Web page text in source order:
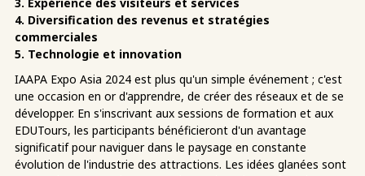
4. Diversification des revenus et stratégies
commerciales
5. Technologie et innovation
IAAPA Expo Asia 2024 est plus qu'un simple événement ; c'est
une occasion en or d'apprendre, de créer des réseaux et de se
développer. En s'inscrivant aux sessions de formation et aux
EDUTours, les participants bénéficieront d'un avantage
significatif pour naviguer dans le paysage en constante
évolution de l'industrie des attractions. Les idées glanées sont